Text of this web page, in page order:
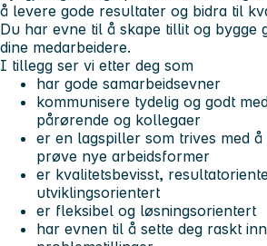
å levere gode resultater og bidra til
Du har evne til å skape tillit og bygge
dine medarbeidere.
I tillegg ser vi etter deg som
har gode samarbeidsevner
kommunisere tydelig og godt
pårørende og kollegaer
er en lagspiller som trives med
prøve nye arbeidsformer
er kvalitetsbevisst,
utviklingsorientert
er fleksibel og løsningsorientert
har evnen til å sette deg raskt